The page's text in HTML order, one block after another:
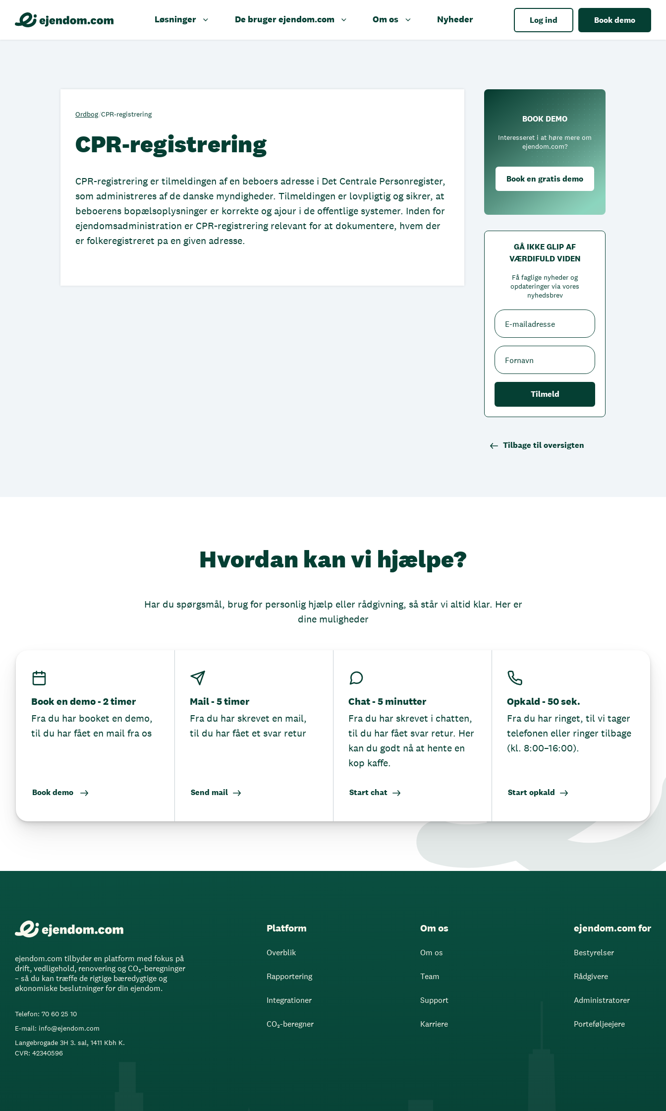
Løsninger De bruger ejendom.com Om os Nyheder Log ind Book demo
Ordbog/CPR-registrering
CPR-registrering
CPR-registrering er tilmeldingen af en beboers adresse i Det Centrale Personregister,
som administreres af de danske myndigheder. Tilmeldingen er lovpligtig og sikrer, at
beboerens bopælsoplysninger er korrekte og ajour i de offentlige systemer. Inden for
ejendomsadministration er CPR-registrering relevant for at dokumentere, hvem der
er folkeregistreret pa en given adresse.
BOOK DEMO
Interesseret i at høre mere om
ejendom.com?
Book en gratis demo
GÅ IKKE GLIP AF
VÆRDIFULD VIDEN
Få faglige nyheder og
opdateringer via vores
nyhedsbrev
Tilbage til oversigten
Hvordan kan vi hjælpe?
Har du spørgsmål, brug for personlig hjælp eller rådgivning, så står vi altid klar. Her er
dine muligheder
Book en demo - 2 timer
Fra du har booket en demo,
til du har fået en mail fra os
Book demo
Mail - 5 timer
Fra du har skrevet en mail,
til du har fået et svar retur
Send mail
Chat - 5 minutter
Fra du har skrevet i chatten,
til du har fået svar retur. Her
kan du godt nå at hente en
kop kaffe.
Start chat
Opkald - 50 sek.
Fra du har ringet, til vi tager
telefonen eller ringer tilbage
(kl. 8:00–16:00).
Start opkald
ejendom.com tilbyder en platform med fokus på
drift, vedligehold, renovering og CO₂-beregninger
– så du kan træffe de rigtige bæredygtige og
økonomiske beslutninger for din ejendom.
Telefon: 70 60 25 10
E-mail: info@ejendom.com
Langebrogade 3H 3. sal, 1411 Kbh K.
CVR: 42340596
Platform
Overblik
Rapportering
Integrationer
CO₂-beregner
Om os
Om os
Team
Support
Karriere
ejendom.com for
Bestyrelser
Rådgivere
Administratorer
Porteføljeejere